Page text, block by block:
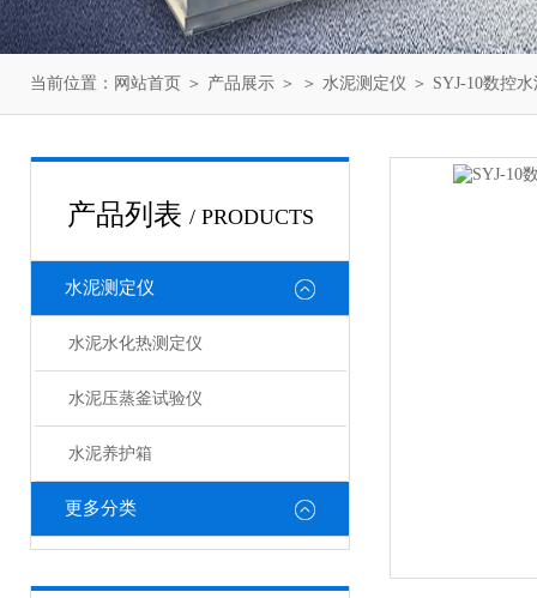
当前位置： 网站首页 ＞ 产品展示 ＞ ＞ 水泥测定仪 ＞ SYJ-10数控
产品列表 / PRODUCTS
水泥测定仪
水泥水化热测定仪
水泥压蒸釜试验仪
水泥养护箱
更多分类